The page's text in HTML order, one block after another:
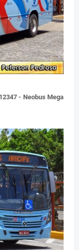
- Neobus Mega